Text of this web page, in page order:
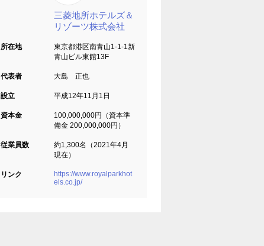
三菱地所ホテルズ＆
リゾーツ株式会社
所在地
東京都港区南青山1-1-1新
青山ビル東館13F
代表者 大島 正也
設立 平成12年11月1日
資本金
100,000,000円（資本準
備金 200,000,000円）
従業員数
約1,300名（2021年4月
現在）
リンク
https://www.royalparkhot
els.co.jp/